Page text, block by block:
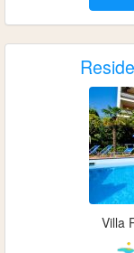
Villa